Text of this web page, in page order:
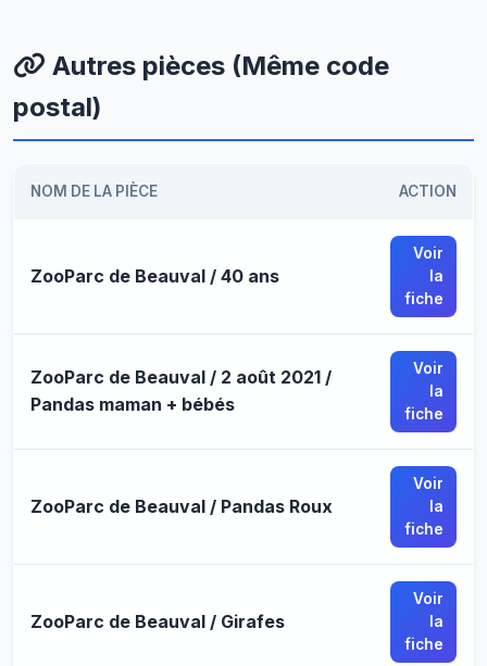
Autres pièces (Même code
postal)
NOM DE LA PIÈCE ACTION
ZooParc de Beauval / 40 ans
Voir
la
fiche
ZooParc de Beauval / 2 août 2021 /
Pandas maman + bébés
Voir
la
fiche
ZooParc de Beauval / Pandas Roux
Voir
la
fiche
ZooParc de Beauval / Girafes
Voir
la
fiche